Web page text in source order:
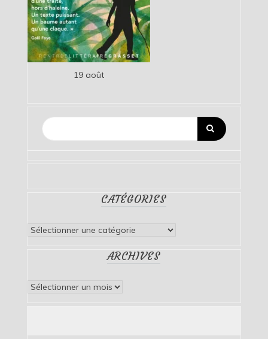
19 août
CATÉGORIES
Catégories
ARCHIVES
Archives